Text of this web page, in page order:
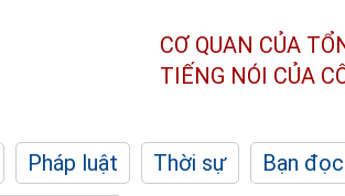
CƠ QUAN CỦA
TIẾNG NÓI CỦA
Pháp luật Thời sự Bạn đọc